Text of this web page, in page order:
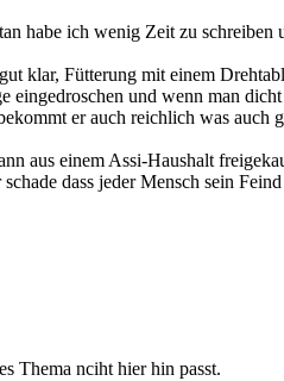
habe ich wenig Zeit zu
klar, Fütterung mit einem
eingedroschen und wenn man
er auch reichlich was auch
aus einem Assi-Haushalt
dass jeder Mensch sein
Thema nciht hier hin passt.